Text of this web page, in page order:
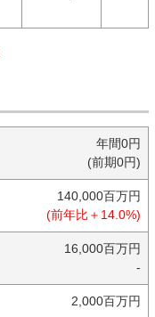
年間0円
(前期0円)
140,000百万円
(前年比＋14.0%)
16,000百万円
-
2,000百万円